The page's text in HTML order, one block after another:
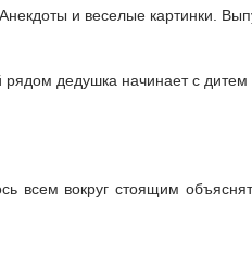
дедушка начинает с дитем
всем вокруг стоящим